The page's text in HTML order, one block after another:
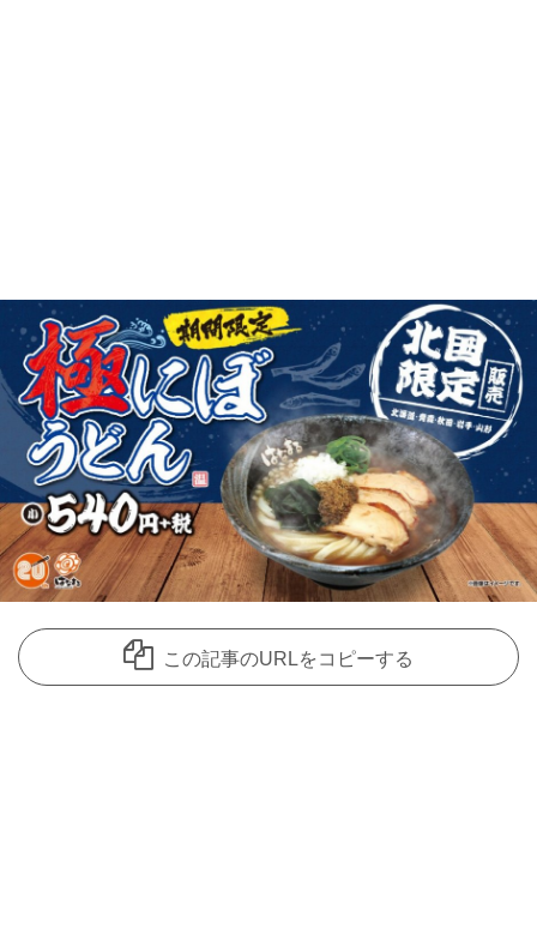
この記事のURLをコピーする